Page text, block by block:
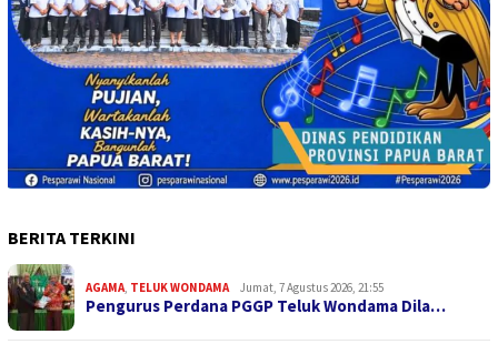
BERITA TERKINI
AGAMA TELUK WONDAMA Jumat, 7 Agustus 2026, 21:55
Pengurus Perdana PGGP Teluk Wondama Dila…